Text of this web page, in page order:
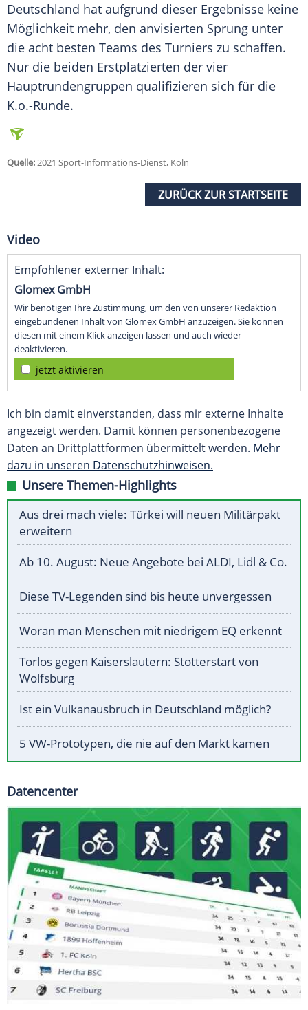
Deutschland hat aufgrund dieser Ergebnisse keine
Möglichkeit mehr, den anvisierten Sprung unter
die acht besten Teams des Turniers zu schaffen.
Nur die beiden Erstplatzierten der vier
Hauptrundengruppen qualifizieren sich für die
K.o.-Runde.
Quelle:2021 Sport-Informations-Dienst, Köln
ZURÜCK ZUR STARTSEITE
Video
Empfohlener externer Inhalt:
Glomex GmbH
Wir benötigen Ihre Zustimmung, um den von unserer Redaktion
eingebundenen Inhalt von Glomex GmbH anzuzeigen. Sie können
diesen mit einem Klick anzeigen lassen und auch wieder
deaktivieren.
jetzt aktivieren
Ich bin damit einverstanden, dass mir externe Inhalte
angezeigt werden. Damit können personenbezogene
Daten an Drittplattformen übermittelt werden. Mehr
dazu in unseren Datenschutzhinweisen.
Unsere Themen-Highlights
Aus drei mach viele: Türkei will neuen Militärpakt
erweitern
Ab 10. August: Neue Angebote bei ALDI, Lidl & Co.
Diese TV-Legenden sind bis heute unvergessen
Woran man Menschen mit niedrigem EQ erkennt
Torlos gegen Kaiserslautern: Stotterstart von
Wolfsburg
Ist ein Vulkanausbruch in Deutschland möglich?
5 VW-Prototypen, die nie auf den Markt kamen
Datencenter